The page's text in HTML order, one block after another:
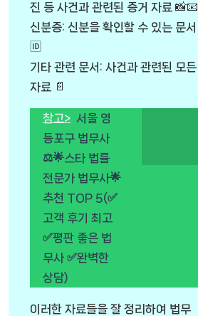
진 등 사건과 관련된 증거 자료 📸📧
신분증: 신분을 확인할 수 있는 문서
🆔
기타 관련 문서: 사건과 관련된 모든
자료 📄
참고> 서울 영
등포구 법무사
⚖️🌟스타 법률
전문가 법무사🌟
추천 TOP 5(✅
고객 후기 최고
✅평판 좋은 법
무사 ✅완벽한
상담)
이러한 자료들을 잘 정리하여 법무